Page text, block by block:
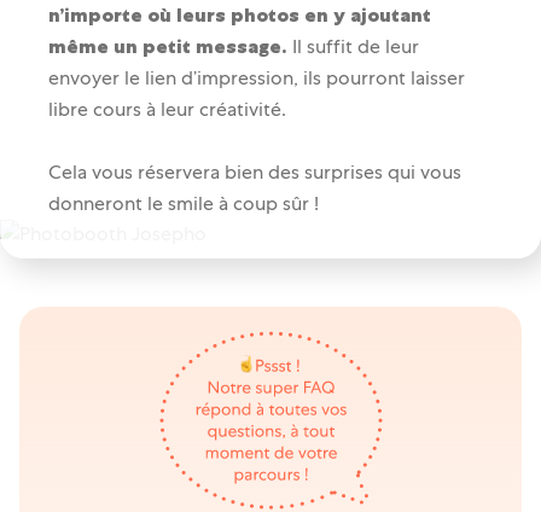
n’importe où leurs photos en y ajoutant
même un petit message. Il suffit de leur
envoyer le lien d’impression, ils pourront laisser
libre cours à leur créativité.
Cela vous réservera bien des surprises qui vous
donneront le smile à coup sûr !